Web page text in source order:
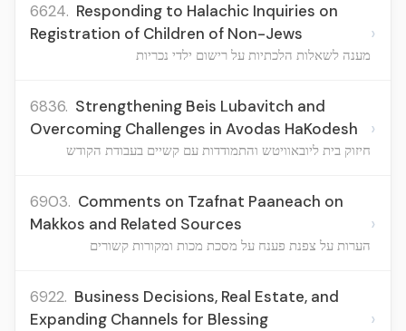
6624. Responding to Halachic Inquiries on
Registration of Children of Non-Jews
מענה לשאלות הלכתיות על רישום ילדי נכריות
›
6836. Strengthening Beis Lubavitch and
Overcoming Challenges in Avodas HaKodesh
חיזוק בית ליובאוויטש והתמודדות עם קשיים בעבודת הקודש
›
6903. Comments on Tzafnat Paaneach on
Makkos and Related Sources
הערות על צפנת פענח על מסכת מכות ומקורות קשורים
›
6922. Business Decisions, Real Estate, and
Expanding Channels for Blessing
›